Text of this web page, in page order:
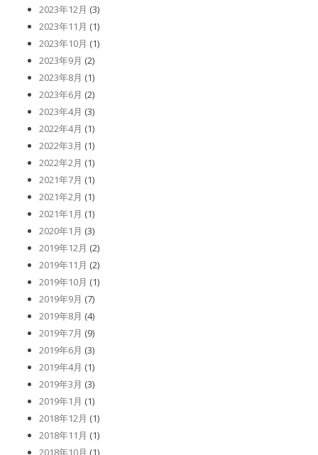
2023年12月 (3)
2023年11月 (1)
2023年10月 (1)
2023年9月 (2)
2023年8月 (1)
2023年6月 (2)
2023年4月 (3)
2022年4月 (1)
2022年3月 (1)
2022年2月 (1)
2021年7月 (1)
2021年2月 (1)
2021年1月 (1)
2020年1月 (3)
2019年12月 (2)
2019年11月 (2)
2019年10月 (1)
2019年9月 (7)
2019年8月 (4)
2019年7月 (9)
2019年6月 (3)
2019年4月 (1)
2019年3月 (3)
2019年1月 (1)
2018年12月 (1)
2018年11月 (1)
2018年10月 (1)